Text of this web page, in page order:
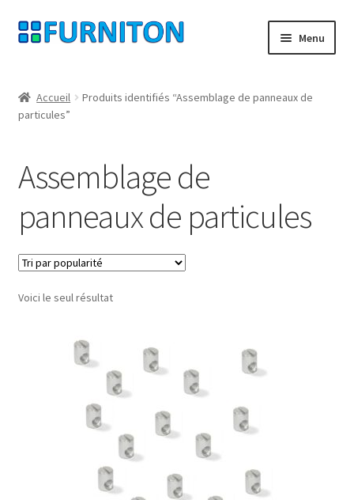
Aller
à
navigation
Aller
au
Menu
Nos partenaires
Transport maritime
Accueil
Produits identifiés “Assemblage de panneaux de
particules”
Assemblage de
panneaux de particules
Voici le seul résultat